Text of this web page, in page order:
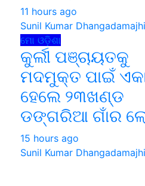
11 hours ago
Sunil Kumar Dhangadamajhi
ମୋ ଓଡ଼ିଶା
କୁର୍ଲୀ ପଞ୍ଚାୟତକୁ
ମଦମୁକ୍ତ ପାଇଁ
ହେଲେ ୨୩ଖଣ୍ଡ
ଡଙ୍ଗରିଆ ଗାଁର
15 hours ago
Sunil Kumar Dhangadamajhi